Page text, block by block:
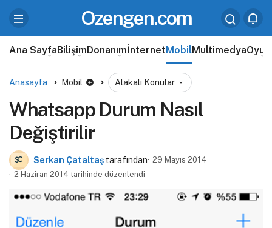
Ozengen.com
Ana SayfaBilişimDonanımİnternetMobilMultimedyaOyun
Anasayfa Mobil Alakalı Konular
Whatsapp Durum Nasıl
Değiştirilir
Serkan Çataltaş tarafından 29 Mayıs 2014
2 Haziran 2014 tarihinde düzenlendi